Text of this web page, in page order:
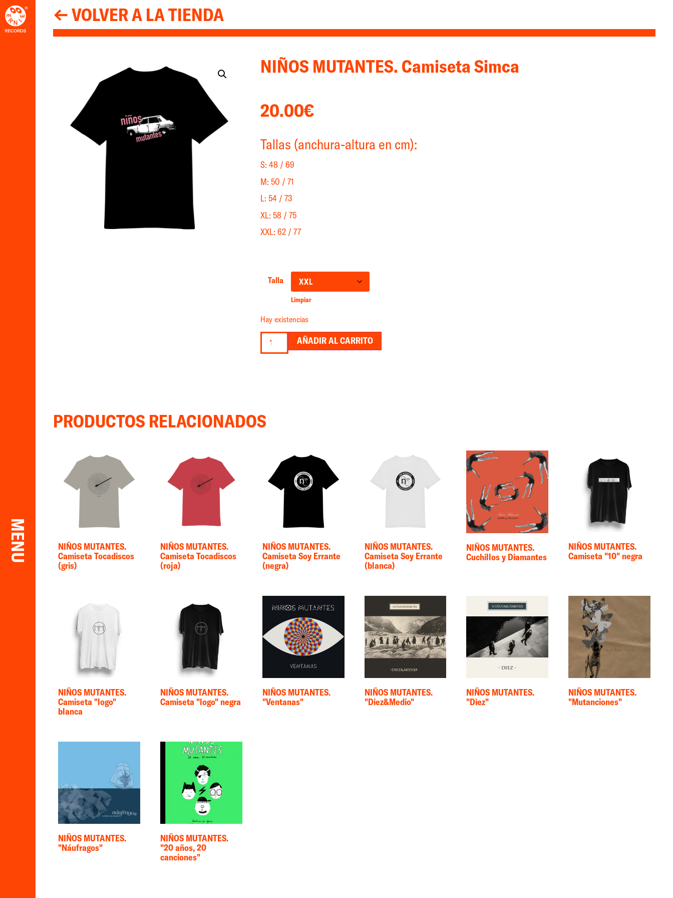
MENU
← VOLVER A LA TIENDA
NIÑOS MUTANTES. Camiseta Simca
20.00€
Tallas (anchura-altura en cm):
S: 48 / 69
M: 50 / 71
L: 54 / 73
XL: 58 / 75
XXL: 62 / 77
Talla
Limpiar
Hay existencias
AÑADIR AL CARRITO
PRODUCTOS RELACIONADOS
NIÑOS MUTANTES.
Camiseta Tocadiscos
(gris)
NIÑOS MUTANTES.
Camiseta Tocadiscos
(roja)
NIÑOS MUTANTES.
Camiseta Soy Errante
(negra)
NIÑOS MUTANTES.
Camiseta Soy Errante
(blanca)
NIÑOS MUTANTES.
Cuchillos y Diamantes
NIÑOS MUTANTES.
Camiseta "10" negra
NIÑOS MUTANTES.
Camiseta "logo"
blanca
NIÑOS MUTANTES.
Camiseta "logo" negra
NIÑOS MUTANTES.
"Ventanas"
NIÑOS MUTANTES.
"Diez&Medio"
NIÑOS MUTANTES.
"Diez"
NIÑOS MUTANTES.
"Mutanciones"
NIÑOS MUTANTES.
"Náufragos"
NIÑOS MUTANTES.
"20 años, 20
canciones"